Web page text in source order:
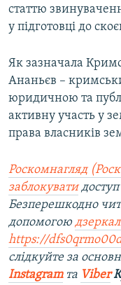
статтю
у підготовці до
Як зазначала
Ананьєв –
юридичною та
активну участь у
права власників
Роскомнагляд
заблокуватидоступ
Безперешкодно
допомогою
https://
слідкуйте за
Instagramта Viber